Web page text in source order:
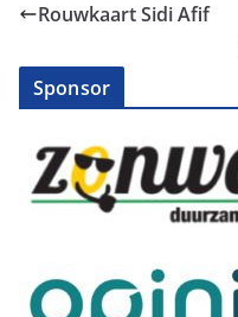
Rouwkaart Sidi Afif
Sponsor